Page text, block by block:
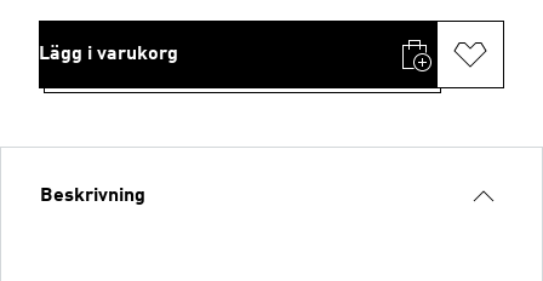
Lägg i varukorg
Beskrivning